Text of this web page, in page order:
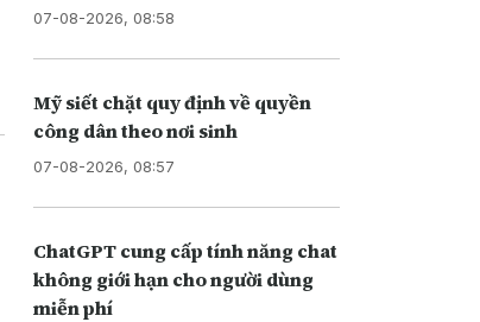
07-08-2026, 08:58
Mỹ siết chặt quy định về quyền
công dân theo nơi sinh
07-08-2026, 08:57
ChatGPT cung cấp tính năng chat
không giới hạn cho người dùng
miễn phí